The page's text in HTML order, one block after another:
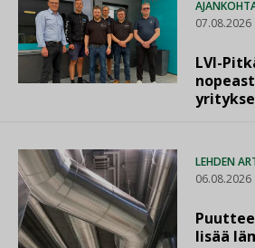
07.08.2026
LVI-
LEHDEN
06.08.2026
lisää